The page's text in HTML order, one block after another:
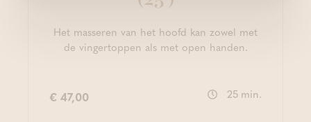
Het masseren van het hoofd kan zowel met
de vingertoppen als met open handen.
€ 47,00 25 min.